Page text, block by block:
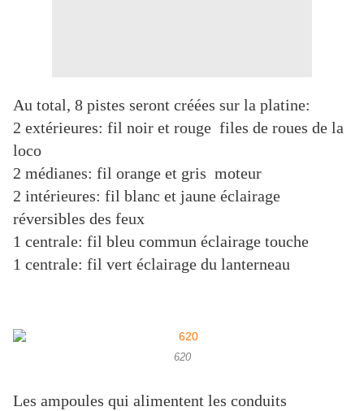
Au total, 8 pistes seront créées sur la platine:
2 extérieures: fil noir et rouge files de roues de la
loco
2 médianes: fil orange et gris moteur
2 intérieures: fil blanc et jaune éclairage
réversibles des feux
1 centrale: fil bleu commun éclairage touche
1 centrale: fil vert éclairage du lanterneau
620
Les ampoules qui alimentent les conduits